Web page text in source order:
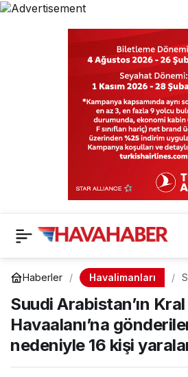
Haberler Havalimanları
Suudi Arabistan’ın
Havaalanı’na
nedeniyle 16 kişi